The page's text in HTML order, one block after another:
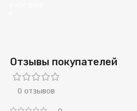
Отзывы покупателей
0 отзывов